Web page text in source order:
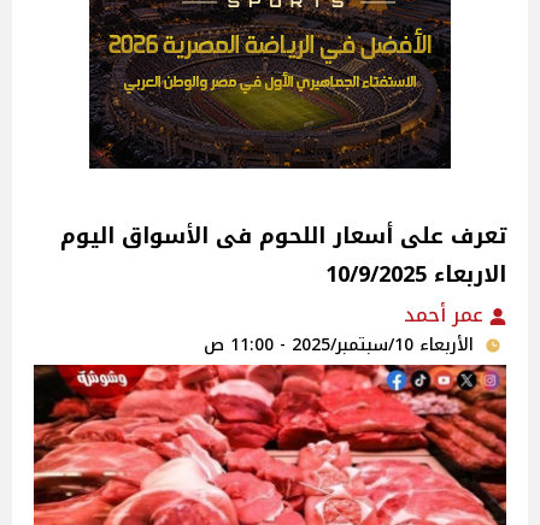
تعرف على أسعار اللحوم فى الأسواق‎‎ اليوم
الاربعاء 10/9/2025
عمر أحمد
الأربعاء 10/سبتمبر/2025 - 11:00 ص